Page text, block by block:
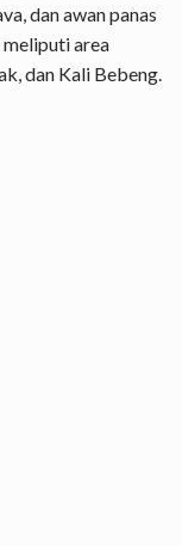
dan awan panas
area
dan Kali Bebeng.